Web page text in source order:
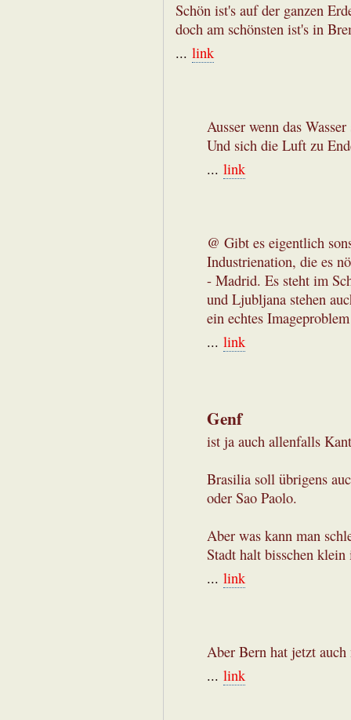
Schön ist's auf der ganzen
doch am schönsten ist's in
... link
Ausser wenn das
Und sich die Luft zu
... link
@ Gibt es eigentlich
Industrienation, die es
- Madrid. Es steht im
und Ljubljana stehen
ein echtes
... link
Genf
ist ja auch allenfalls
Brasilia soll übrigens
oder Sao Paolo.
Aber was kann man
Stadt halt bisschen klein
... link
Aber Bern hat jetzt auch
... link